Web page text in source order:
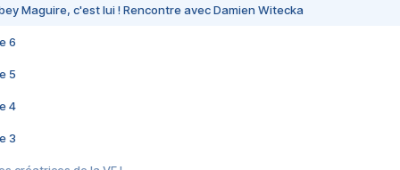
Maguire, c'est lui ! Rencontre avec Damien Witecka
6
5
4
3